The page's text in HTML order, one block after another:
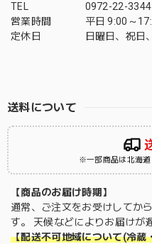
TEL
0972-22-3344
営業時間
平日 9:00～
定休日
日曜日、祝日
送料について
※一部商品は北海
【商品のお届け時期】
通常、ご注文をお受けしてか
す。 天候などによりお届けが
【配送不可地域について(冷蔵